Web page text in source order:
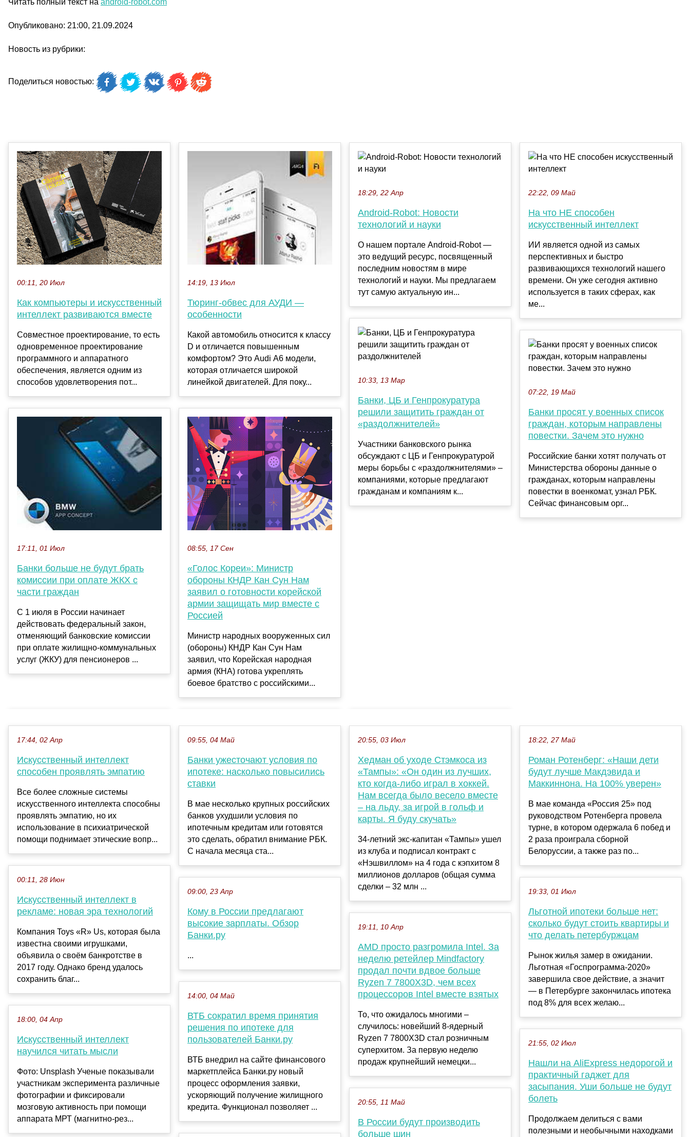
Читать полный текст на android-robot.com
Опубликовано: 21:00, 21.09.2024
Новость из рубрики:
Поделиться новостью:
00:11, 20 Июл
Как компьютеры и искусственный
интеллект развиваются вместе
Совместное проектирование, то есть
одновременное проектирование
программного и аппаратного
обеспечения, является одним из
способов удовлетворения пот...
17:11, 01 Июл
Банки больше не будут брать
комиссии при оплате ЖКХ с
части граждан
С 1 июля в России начинает
действовать федеральный закон,
отменяющий банковские комиссии
при оплате жилищно-коммунальных
услуг (ЖКУ) для пенсионеров ...
14:19, 13 Июл
Тюринг-обвес для АУДИ —
особенности
Какой автомобиль относится к классу
D и отличается повышенным
комфортом? Это Audi А6 модели,
которая отличается широкой
линейкой двигателей. Для поку...
08:55, 17 Сен
«Голос Кореи»: Министр
обороны КНДР Кан Сун Нам
заявил о готовности корейской
армии защищать мир вместе с
Россией
Министр народных вооруженных сил
(обороны) КНДР Кан Сун Нам
заявил, что Корейская народная
армия (КНА) готова укреплять
боевое братство с российскими...
18:29, 22 Апр
Android-Robot: Новости
технологий и науки
О нашем портале Android-Robot —
это ведущий ресурс, посвященный
последним новостям в мире
технологий и науки. Мы предлагаем
тут самую актуальную ин...
10:33, 13 Мар
Банки, ЦБ и Генпрокуратура
решили защитить граждан от
«раздолжнителей»
Участники банковского рынка
обсуждают с ЦБ и Генпрокуратурой
меры борьбы с «раздолжнителями» –
компаниями, которые предлагают
гражданам и компаниям к...
22:22, 09 Май
На что НЕ способен
искусственный интеллект
ИИ является одной из самых
перспективных и быстро
развивающихся технологий нашего
времени. Он уже сегодня активно
используется в таких сферах, как
ме...
07:22, 19 Май
Банки просят у военных список
граждан, которым направлены
повестки. Зачем это нужно
Российские банки хотят получать от
Министерства обороны данные о
гражданах, которым направлены
повестки в военкомат, узнал РБК.
Сейчас финансовым орг...
17:44, 02 Апр
Искусственный интеллект
способен проявлять эмпатию
Все более сложные системы
искусственного интеллекта способны
проявлять эмпатию, но их
использование в психиатрической
помощи поднимает этические вопр...
00:11, 28 Июн
Искусственный интеллект в
рекламе: новая эра технологий
Компания Toys «R» Us, которая была
известна своими игрушками,
объявила о своём банкротстве в
2017 году. Однако бренд удалось
сохранить благ...
18:00, 04 Апр
Искусственный интеллект
научился читать мысли
Фото: Unsplash Ученые показывали
участникам эксперимента различные
фотографии и фиксировали
мозговую активность при помощи
аппарата МРТ (магнитно-рез...
09:55, 04 Май
Банки ужесточают условия по
ипотеке: насколько повысились
ставки
В мае несколько крупных российских
банков ухудшили условия по
ипотечным кредитам или готовятся
это сделать, обратил внимание РБК.
С начала месяца ста...
09:00, 23 Апр
Кому в России предлагают
высокие зарплаты. Обзор
Банки.ру
...
14:00, 04 Май
ВТБ сократил время принятия
решения по ипотеке для
пользователей Банки.ру
ВТБ внедрил на сайте финансового
маркетплейса Банки.ру новый
процесс оформления заявки,
ускоряющий получение жилищного
кредита. Функционал позволяет ...
20:55, 03 Июл
Хедман об уходе Стэмкоса из
«Тампы»: «Он один из лучших,
кто когда-либо играл в хоккей.
Нам всегда было весело вместе
– на льду, за игрой в гольф и
карты. Я буду скучать»
34-летний экс-капитан «Тампы» ушел
из клуба и подписал контракт с
«Нэшвиллом» на 4 года с кэпхитом 8
миллионов долларов (общая сумма
сделки – 32 млн ...
19:11, 10 Апр
AMD просто разгромила Intel. За
неделю ретейлер Mindfactory
продал почти вдвое больше
Ryzen 7 7800X3D, чем всех
процессоров Intel вместе взятых
То, что ожидалось многими –
случилось: новейший 8-ядерный
Ryzen 7 7800X3D стал розничным
суперхитом. За первую неделю
продаж крупнейший немецки...
20:55, 11 Май
В России будут производить
больше шин
18:22, 27 Май
Роман Ротенберг: «Наши дети
будут лучше Макдэвида и
Маккиннона. На 100% уверен»
В мае команда «Россия 25» под
руководством Ротенберга провела
турне, в котором одержала 6 побед и
2 раза проиграла сборной
Белоруссии, а также раз по...
19:33, 01 Июл
Льготной ипотеки больше нет:
сколько будут стоить квартиры и
что делать петербуржцам
Рынок жилья замер в ожидании.
Льготная «Госпрограмма-2020»
завершила свое действие, а значит
— в Петербурге закончилась ипотека
под 8% для всех желаю...
21:55, 02 Июл
Нашли на AliExpress недорогой и
практичный гаджет для
засыпания. Уши больше не будут
болеть
Продолжаем делиться с вами
полезными и необычными находками